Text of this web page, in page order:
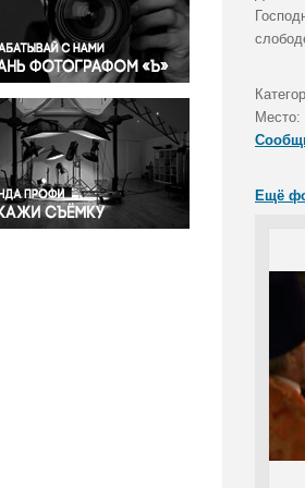
Правосудие
Происшествия и конфликты
Религия
Светская жизнь
Спорт
Экология
Экономика и бизнес
Место:
Ещё